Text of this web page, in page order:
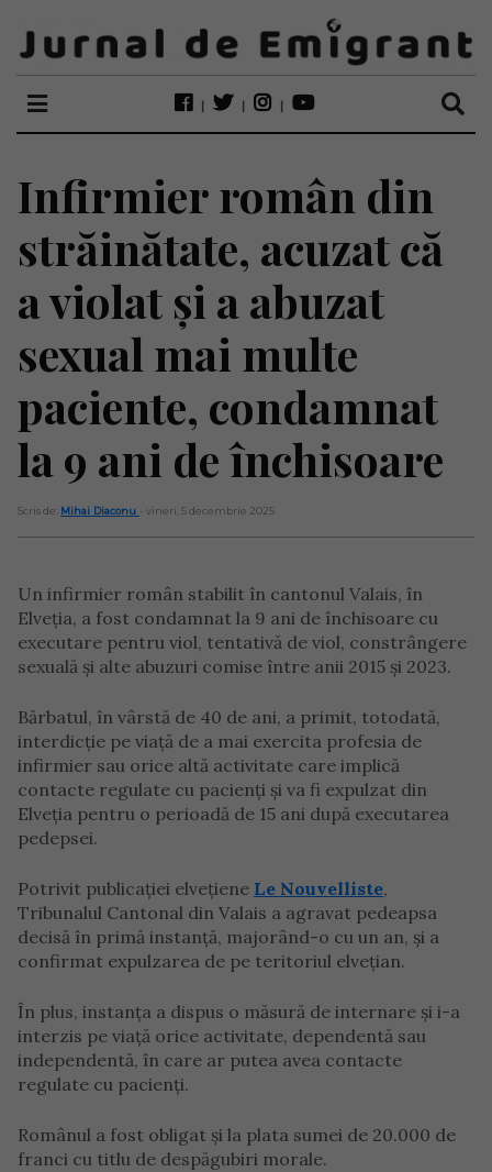
Infirmier român din
străinătate, acuzat că
a violat și a abuzat
sexual mai multe
paciente, condamnat
la 9 ani de închisoare
Scris de: Mihai Diaconu - vineri, 5 decembrie 2025
Un infirmier român stabilit în cantonul Valais, în
Elveția, a fost condamnat la 9 ani de închisoare cu
executare pentru viol, tentativă de viol, constrângere
sexuală și alte abuzuri comise între anii 2015 și 2023.
Bărbatul, în vârstă de 40 de ani, a primit, totodată,
interdicție pe viață de a mai exercita profesia de
infirmier sau orice altă activitate care implică
contacte regulate cu pacienți și va fi expulzat din
Elveția pentru o perioadă de 15 ani după executarea
pedepsei.
Potrivit publicației elvețiene Le Nouvelliste,
Tribunalul Cantonal din Valais a agravat pedeapsa
decisă în primă instanță, majorând-o cu un an, și a
confirmat expulzarea de pe teritoriul elvețian.
În plus, instanța a dispus o măsură de internare și i-a
interzis pe viață orice activitate, dependentă sau
independentă, în care ar putea avea contacte
regulate cu pacienți.
Românul a fost obligat și la plata sumei de 20.000 de
franci cu titlu de despăgubiri morale.